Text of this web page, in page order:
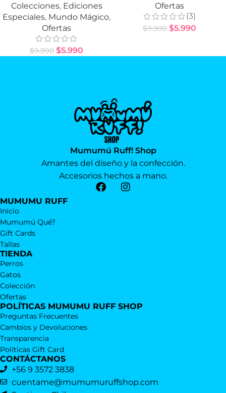
Colecciones, Ediciones
Especiales, Mundo Mágico,
Ofertas
$9.990 $5.990
Ofertas
(3)
$9.990 $5.990
Mumumú Ruff! Shop
Amantes del diseño y la confección.
Accesorios hechos a mano.
MUMUMU RUFF
Inicio
Mumumú Qué?
Gift Cards
Tallas
TIENDA
Perros
Gatos
Colección
Ofertas
POLÍTICAS MUMUMU RUFF SHOP
Preguntas Frecuentes
Cambios y Devoluciones
Transparencia
Políticas Gift Card
CONTÁCTANOS
+56 9 3572 3838
cuentame@mumumuruffshop.com